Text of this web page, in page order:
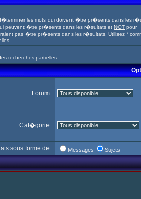
les mots qui doivent �tre pr�sents dans les
peuvent �tre pr�sents dans les r�sultats et NOT pour
pas �tre pr�sents dans les r�sultats. Utilisez *
recherches partielles
Forum:
Cat�gorie:
sous forme de: Messages Sujets